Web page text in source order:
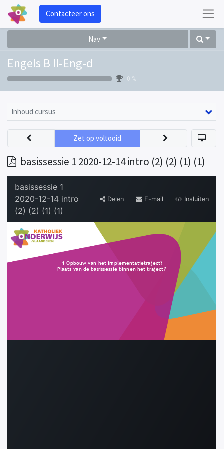
Contacteer ons
Nav
Engels B II-Eng-d
0 %
Inhoud cursus
basissessie 1 2020-12-14 intro (2) (2) (1) (1)
Zet op voltooid